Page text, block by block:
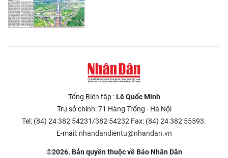
Tổng Biên tập :Lê Quốc Minh
Trụ sở chính: 71 Hàng Trống - Hà Nội
Tel: (84) 24 382 54231/382 54232 Fax: (84) 24 382 55593.
E-mail: nhandandientu@nhandan.vn
©2026. Bản quyền thuộc về Báo Nhân Dân